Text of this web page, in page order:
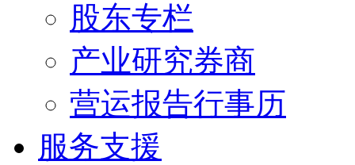
股东专栏
产业研究券商
营运报告行事历
服务支援